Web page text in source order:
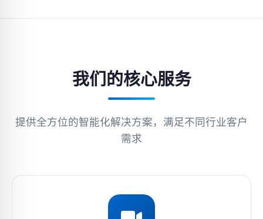
我们的核心服务
提供全方位的智能化解决方案，满足不同行业客户
需求